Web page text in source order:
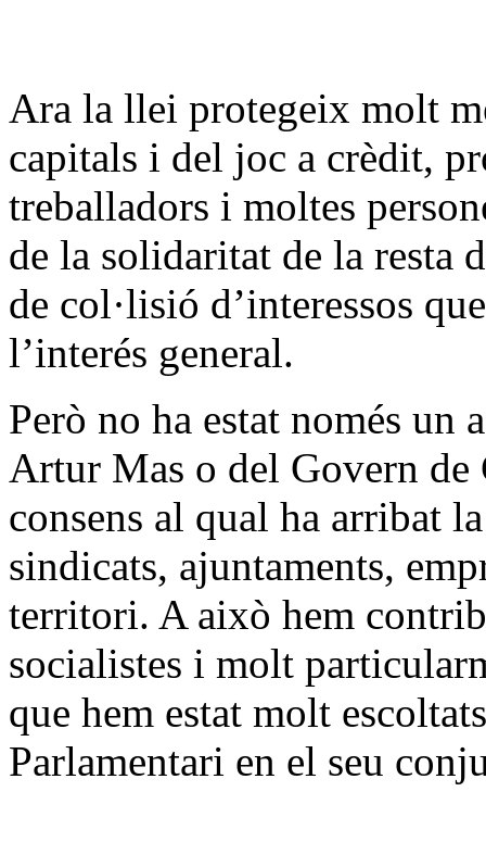
Ara la llei protegeix molt
capitals i del joc a crèdit,
treballadors i moltes
de la solidaritat de la resta
de col·lisió d’interessos
l’interés general.
Però no ha estat només
Artur Mas o del Govern
consens al qual ha arribat
sindicats, ajuntaments,
territori. A això hem
socialistes i molt
que hem estat molt
Parlamentari en el seu